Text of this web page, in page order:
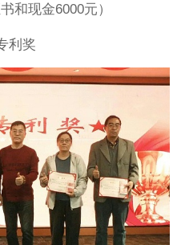
和现金6000元）
利奖